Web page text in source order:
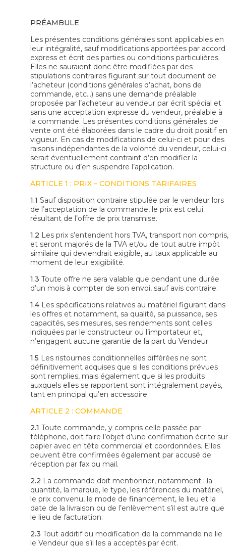
PRÉAMBULE
Les présentes conditions générales sont applicables en
leur intégralité, sauf modifications apportées par accord
express et écrit des parties ou conditions particulières.
Elles ne sauraient donc être modifiées par des
stipulations contraires figurant sur tout document de
l’acheteur (conditions générales d’achat, bons de
commande, etc…) sans une demande préalable
proposée par l’acheteur au vendeur par écrit spécial et
sans une acceptation expresse du vendeur, préalable à
la commande. Les présentes conditions générales de
vente ont été élaborées dans le cadre du droit positif en
vigueur. En cas de modifications de celui-ci et pour des
raisons indépendantes de la volonté du vendeur, celui-ci
serait éventuellement contraint d’en modifier la
structure ou d’en suspendre l’application.
ARTICLE 1 : PRIX – CONDITIONS TARIFAIRES
1.1 Sauf disposition contraire stipulée par le vendeur lors
de l’acceptation de la commande, le prix est celui
résultant de l’offre de prix transmise.
1.2 Les prix s’entendent hors TVA, transport non compris,
et seront majorés de la TVA et/ou de tout autre impôt
similaire qui deviendrait exigible, au taux applicable au
moment de leur exigibilité.
1.3 Toute offre ne sera valable que pendant une durée
d’un mois à compter de son envoi, sauf avis contraire.
1.4 Les spécifications relatives au matériel figurant dans
les offres et notamment, sa qualité, sa puissance, ses
capacités, ses mesures, ses rendements sont celles
indiquées par le constructeur ou l’importateur et,
n’engagent aucune garantie de la part du Vendeur.
1.5 Les ristournes conditionnelles différées ne sont
définitivement acquises que si les conditions prévues
sont remplies, mais également que si les produits
auxquels elles se rapportent sont intégralement payés,
tant en principal qu’en accessoire.
ARTICLE 2 : COMMANDE
2.1 Toute commande, y compris celle passée par
téléphone, doit faire l’objet d’une confirmation écrite sur
papier avec en tête commercial et coordonnées. Elles
peuvent être confirmées également par accusé de
réception par fax ou mail.
2.2 La commande doit mentionner, notamment : la
quantité, la marque, le type, les références du matériel,
le prix convenu, le mode de financement, le lieu et la
date de la livraison ou de l’enlèvement s’il est autre que
le lieu de facturation.
2.3 Tout additif ou modification de la commande ne lie
le Vendeur que s’il les a acceptés par écrit.